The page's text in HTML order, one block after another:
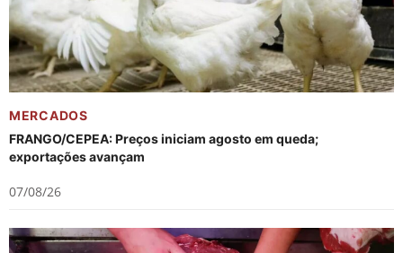
MERCADOS
FRANGO/CEPEA: Preços iniciam agosto em queda;
exportações avançam
07/08/26